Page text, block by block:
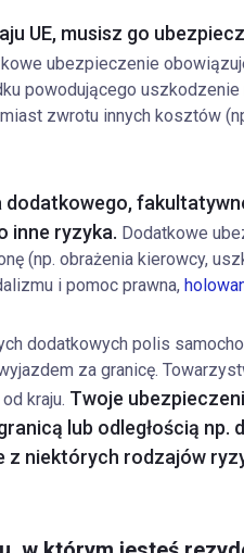
UE, musisz go
ubezpieczenie
powodującego
zwrotu innych kosztów
inne ryzyka. Dodatkowe
(np. obrażenia kierowcy,
i pomoc prawna,
dodatkowych polis
za granicę.
kraju. Twoje
lub odległością np.
niektórych rodzajów